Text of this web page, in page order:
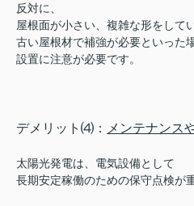
反対に、
屋根面が小さい、複雑な形をしてい
古い屋根材で補強が必要といった
設置に注意が必要です。
デメリット⑷： メンテナンス
太陽光発電は、 電気設備として
長期安定稼働のための保守点検が